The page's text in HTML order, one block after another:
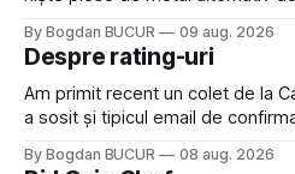
acest gen. E genul de muzică pe
acum 15-20 de ani și mă bucur să
By Bogdan BUCUR 09 aug. 2026
Despre rating-uri
Am primit recent un colet de la
a sosit și tipicul email de
feedback-ului și eram în toate
By Bogdan BUCUR 08 aug. 2026